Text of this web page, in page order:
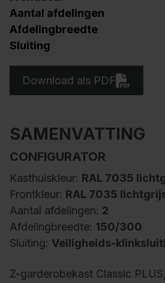
Aantal afdelingen
Afdelingbreedte
Sluiting
Download als PDF
SAMENVATTING
CONFIGURATOR
Kasthuiskleur: RAL 7035
Frontkleur: RAL 7035
Aantal afdelingen: 2
Afdelingbreedte: 150/300
Sluiting: Veiligheids-
Z-garderobekast Classic